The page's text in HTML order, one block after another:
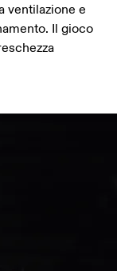
ventilazione e
Il gioco